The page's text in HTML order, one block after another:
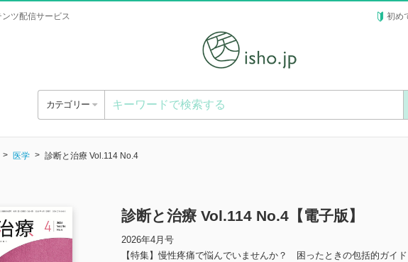
ツ配信サービス 初め
カテゴリー
医学 診断と治療 Vol.114 No.4
診断と治療 Vol.114 No.4【電子版】
2026年4月号
【特集】慢性疼痛で悩んでいませんか？ 困ったときの包括的ガイド